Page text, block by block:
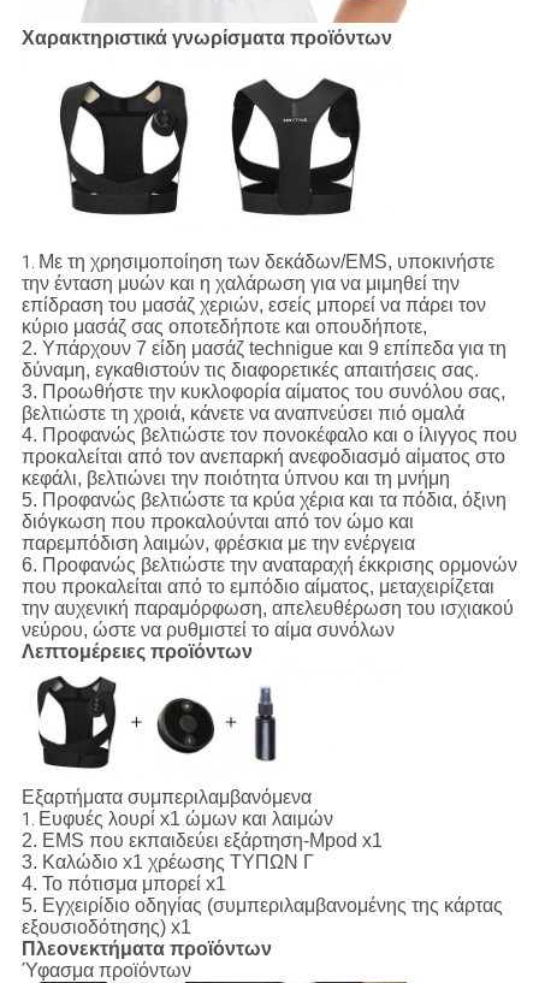
Χαρακτηριστικά γνωρίσματα προϊόντων
1.
Με τη χρησιμοποίηση των δεκάδων/EMS, υποκινήστε
την ένταση μυών και η χαλάρωση για να μιμηθεί την
επίδραση του μασάζ χεριών, εσείς μπορεί να πάρει τον
κύριο μασάζ σας οποτεδήποτε και οπουδήποτε,
2. Υπάρχουν 7 είδη μασάζ technigue και 9 επίπεδα για τη
δύναμη, εγκαθιστούν τις διαφορετικές απαιτήσεις σας.
3. Προωθήστε την κυκλοφορία αίματος του συνόλου σας,
βελτιώστε τη χροιά, κάνετε να αναπνεύσει πιό ομαλά
4. Προφανώς βελτιώστε τον πονοκέφαλο και ο ίλιγγος που
προκαλείται από τον ανεπαρκή ανεφοδιασμό αίματος στο
κεφάλι, βελτιώνει την ποιότητα ύπνου και τη μνήμη
5. Προφανώς βελτιώστε τα κρύα χέρια και τα πόδια, όξινη
διόγκωση που προκαλούνται από τον ώμο και
παρεμπόδιση λαιμών, φρέσκια με την ενέργεια
6. Προφανώς βελτιώστε την αναταραχή έκκρισης ορμονών
που προκαλείται από το εμπόδιο αίματος, μεταχειρίζεται
την αυχενική παραμόρφωση, απελευθέρωση του ισχιακού
νεύρου, ώστε να ρυθμιστεί το αίμα συνόλων
Λεπτομέρειες προϊόντων
Εξαρτήματα συμπεριλαμβανόμενα
1.
Ευφυές λουρί x1 ώμων και λαιμών
2. EMS που εκπαιδεύει εξάρτηση-Mpod x1
3. Καλώδιο x1 χρέωσης ΤΥΠΩΝ Γ
4. Το πότισμα μπορεί x1
5. Εγχειρίδιο οδηγίας (συμπεριλαμβανομένης της κάρτας
εξουσιοδότησης) x1
Πλεονεκτήματα προϊόντων
Ύφασμα προϊόντων